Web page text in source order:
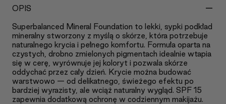
OPIS -
Superbalanced Mineral Foundation to lekki, sypki podkład
mineralny stworzony z myślą o skórze, która potrzebuje
naturalnego krycia i pełnego komfortu. Formuła oparta na
czystych, drobno zmielonych pigmentach idealnie wtapia
się w cerę, wyrównuje jej koloryt i pozwala skórze
oddychać przez cały dzień. Krycie można budować
warstwowo — od delikatnego, świeżego efektu po
bardziej wyrazisty, ale wciąż naturalny wygląd. SPF 15
zapewnia dodatkową ochronę w codziennym makijażu.